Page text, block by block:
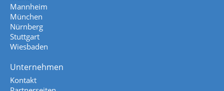
Mannheim
München
Nürnberg
Stuttgart
Wiesbaden
Unternehmen
Kontakt